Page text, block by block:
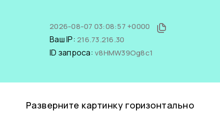
2026-08-07 03:08:57 +0000
Ваш IP: 216.73.216.30
ID запроса: v8HMW39Og8c1
Разверните картинку горизонтально